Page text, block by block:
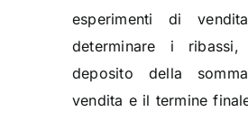
esperimenti di
determinare i
deposito della
vendita e il termine